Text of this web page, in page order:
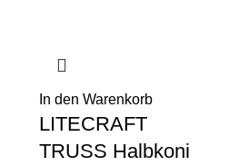
In den Warenkorb
LITECRAFT
TRUSS Halbkoni